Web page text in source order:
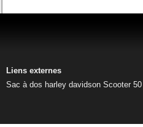
Liens externes
Sac à dos harley davidson Scooter 50